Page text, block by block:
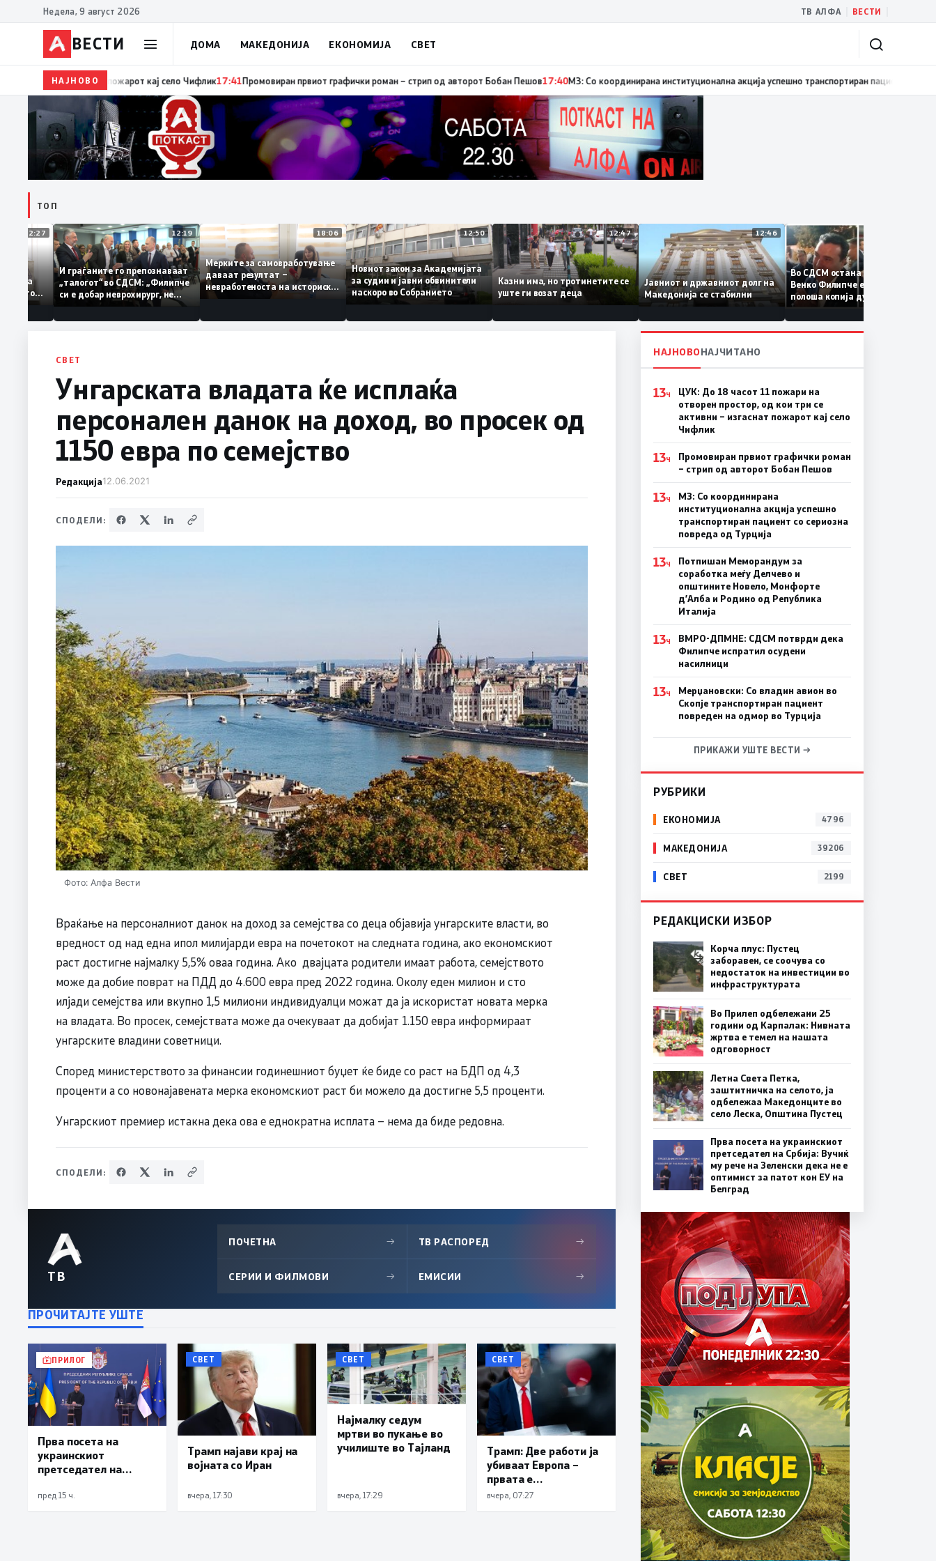
Недела, 9 август 2026 ТВ АЛФА ВЕСТИ
ВЕСТИ ДОМА МАКЕДОНИЈА ЕКОНОМИЈА СВЕТ
НАЈНОВО 17:42ЦУК: До 18 часот 11 пожари на отворен простор, од кои три се активни – изгаснат пожарот кај село Чифлик17:41Промовиран првиот графички роман – стрип од авторот Бобан Пешов
ТОП
12:27
За
треба
12:19
И граѓаните го препознаваат
„талогот“ во СДСМ: „Филипче
си е добар неврохирург, не
треба се занимава со
18:06
Мерките за самовработување
даваат резултат –
невработеноста на историски
најниско ниво од 11,3%
12:50
Новиот закон за Академијата
за судии и јавни обвинители
наскоро во Собранието
12:47
Казни има, но тротинетите се
уште ги возат деца
12:46
Јавниот и државниот долг на
Македонија се стабилни
Во СДСМ остана само
Венко Филипче е само бледа и
полоша копија дури и од
Заев
СВЕТ
Унгарската владата ќе исплаќа
персонален данок на доход, во просек од
1150 евра по семејство
Редакција12.06.2021
СПОДЕЛИ:
Фото: Алфа Вести
Враќање на персоналниот данок на доход за семејства со деца објавија унгарските власти, во
вредност од над една ипол милијарди евра на почетокот на следната година, ако економскиот
раст достигне најмалку 5,5% оваа година. Ако двајцата родители имаат работа, семејството
може да добие поврат на ПДД до 4.600 евра пред 2022 година. Околу еден милион и сто
илјади семејства или вкупно 1,5 милиони индивидуалци можат да ја искористат новата мерка
на владата. Во просек, семејствата може да очекуваат да добијат 1.150 евра информираат
унгарските владини советници.
Според министерството за финансии годинешниот буџет ќе биде со раст на БДП од 4,3
проценти а со новонајавената мерка економскиот раст би можело да достигне 5,5 проценти.
Унгарскиот премиер истакна дека ова е еднократна исплата – нема да биде редовна.
СПОДЕЛИ:
ТВ
ПОЧЕТНА → ТВ РАСПОРЕД →
СЕРИИ И ФИЛМОВИ → ЕМИСИИ →
ПРОЧИТАЈТЕ УШТЕ
ПРИЛОГ
Прва посета на
украинскиот
претседател на
на Зеленски дека не е
пред 15 ч.
СВЕТ
Трамп најави крај на
војната со Иран
вчера, 17:30
СВЕТ
Најмалку седум
мртви во пукање во
училиште во Тајланд
вчера, 17:29
СВЕТ
Трамп: Две работи ја
убиваат Европа –
првата е
имиграцијата,
вчера, 07:27
НАЈНОВОНАЈЧИТАНО
13Ч
ЦУК: До 18 часот 11 пожари на
отворен простор, од кои три се
активни – изгаснат пожарот кај село
Чифлик
13Ч
Промовиран првиот графички роман
– стрип од авторот Бобан Пешов
13Ч
МЗ: Со координирана
институционална акција успешно
транспортиран пациент со сериозна
повреда од Турција
13Ч
Потпишан Меморандум за
соработка меѓу Делчево и
општините Новело, Монфорте
д’Алба и Родино од Република
Италија
13Ч
ВМРО-ДПМНЕ: СДСM потврди дека
Филипче испратил осудени
насилници
13Ч
Мерџановски: Со владин авион во
Скопје транспортиран пациент
повреден на одмор во Турција
ПРИКАЖИ УШТЕ ВЕСТИ →
РУБРИКИ
ЕКОНОМИЈА 4796
МАКЕДОНИЈА 39206
СВЕТ 2199
РЕДАКЦИСКИ ИЗБОР
Корча плус: Пустец
заборавен, се соочува со
недостаток на инвестиции во
инфраструктурата
Во Прилеп одбележани 25
години од Карпалак: Нивната
жртва е темел на нашата
одговорност
Летна Света Петка,
заштитничка на селото, ја
одбележаа Македонците во
село Леска, Општина Пустец
Прва посета на украинскиот
претседател на Србија: Вучиќ
му рече на Зеленски дека не е
оптимист за патот кон ЕУ на
Белград